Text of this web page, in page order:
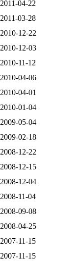
2011-04-22
2011-03-28
2010-12-22
2010-12-03
2010-11-12
2010-04-06
2010-04-01
2010-01-04
2009-05-04
2009-02-18
2008-12-22
2008-12-15
2008-12-04
2008-11-04
2008-09-08
2008-04-25
2007-11-15
2007-11-15